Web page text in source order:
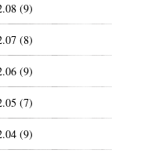
(9)
(8)
(9)
(7)
(9)